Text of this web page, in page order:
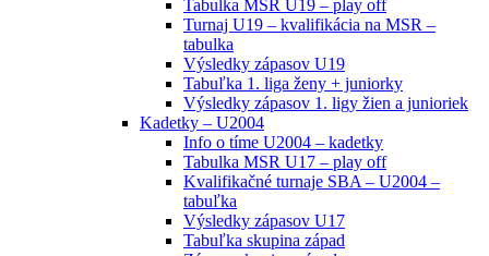
Tabulka MSR U19 – play off
Turnaj U19 – kvalifikácia na MSR –
tabulka
Výsledky zápasov U19
Tabuľka 1. liga ženy + juniorky
Výsledky zápasov 1. ligy žien a junioriek
Kadetky – U2004
Info o tíme U2004 – kadetky
Tabulka MSR U17 – play off
Kvalifikačné turnaje SBA – U2004 –
tabuľka
Výsledky zápasov U17
Tabuľka skupina západ